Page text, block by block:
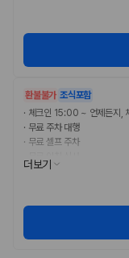
예약 가능 차량
전국 렌트카 지점
제주렌트카 가격
A. 대여일, 반납일, 인수
Q. 제주 렌트카 최저
Q. 제주공항 근처 렌트
Q. 제주 렌트카 가격
환불불가 조식포함
· 체크인 15:00 ~ 언제든지,
· 무료 주차 대행
· 무료 셀프 주차
더보기